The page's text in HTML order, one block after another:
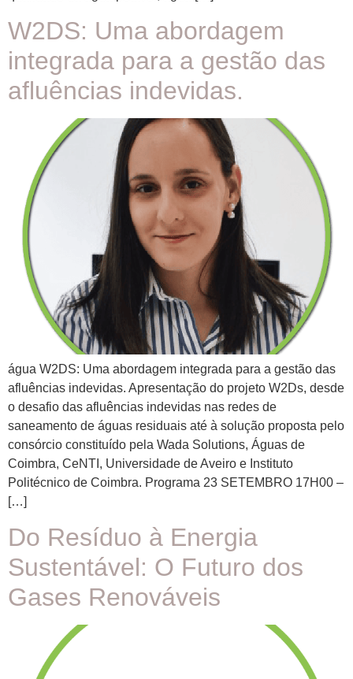
W2DS: Uma abordagem
integrada para a gestão das
afluências indevidas.
água W2DS: Uma abordagem integrada para a gestão das
afluências indevidas. Apresentação do projeto W2Ds, desde
o desafio das afluências indevidas nas redes de
saneamento de águas residuais até à solução proposta pelo
consórcio constituído pela Wada Solutions, Águas de
Coimbra, CeNTI, Universidade de Aveiro e Instituto
Politécnico de Coimbra. Programa 23 SETEMBRO 17H00 –
[…]
Do Resíduo à Energia
Sustentável: O Futuro dos
Gases Renováveis